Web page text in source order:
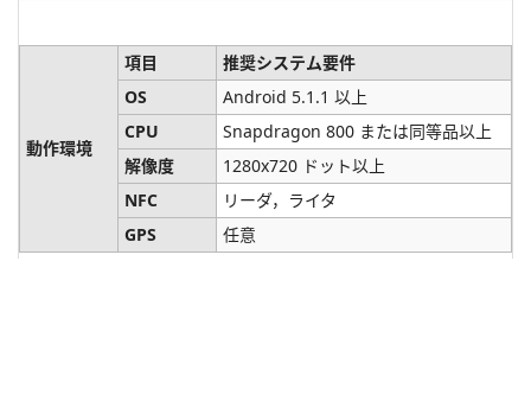
動作環境
項目
推奨システム要件
OS
Android 5.1.1 以上
CPU
Snapdragon 800 または同等品以上
解像度
1280x720 ドット以上
NFC
リーダ，ライタ
GPS
任意